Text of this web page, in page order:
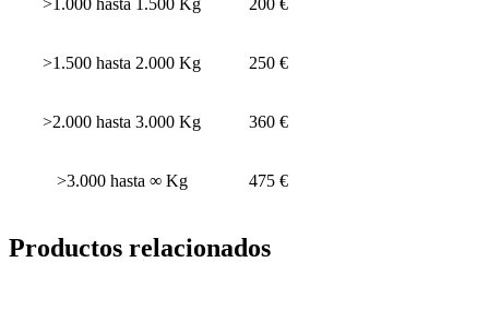
>1.000 hasta 1.500 Kg 200 €
>1.500 hasta 2.000 Kg 250 €
>2.000 hasta 3.000 Kg 360 €
>3.000 hasta ∞ Kg 475 €
Productos relacionados